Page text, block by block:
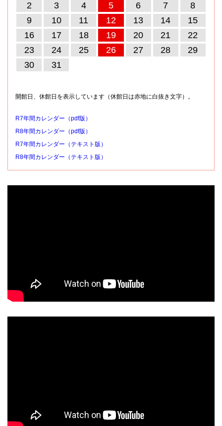
2
3 4 5 6 7
8
9
10 11 12 13 14
15
16
17 18 19 20 21
22
23
24 25 26 27 28
29
30
31
開館日、休館日を表示しています（休館日は赤地に白抜き文字）。
R7年間カレンダー（pdf版）
R8年間カレンダー（pdf版）
R7年間カレンダー（テキスト版）
R8年間カレンダー（テキスト版）